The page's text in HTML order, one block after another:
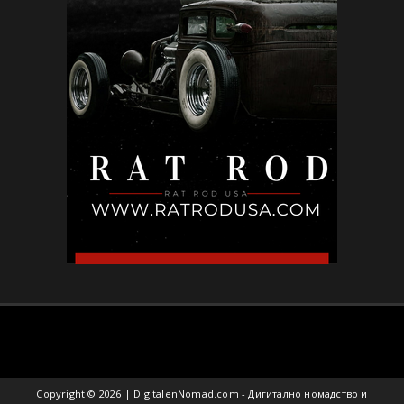
БЪЛГАРИЯ
Не ти трябва друга държава: местата в
България, които могат ...
May 02, 2026
Copyright © 2026 | DigitalenNomad.com - Дигитално номадство и